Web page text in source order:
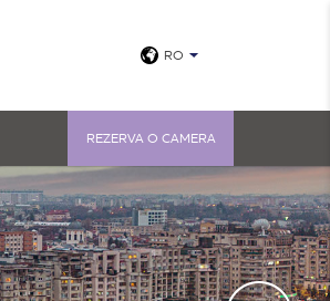
RO
REZERVA O CAMERA